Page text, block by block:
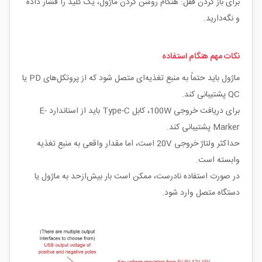
و نگه‌دارید.
نکات مهم هنگام استفاده
ماژول باید حتماً به منبع تغذیه‌ای متصل شود که از پروتکل‌های PD یا
QC پشتیبانی کند.
برای دریافت خروجی 100W، کابل Type-C باید از استاندارد E-
Marker پشتیبانی کند.
حداکثر ولتاژ خروجی 20V است، اما مقدار واقعی به منبع تغذیه
وابسته است.
در صورت استفاده نادرست، ممکن است بار بیش‌ازحد به ماژول یا
دستگاه متصل وارد شود.